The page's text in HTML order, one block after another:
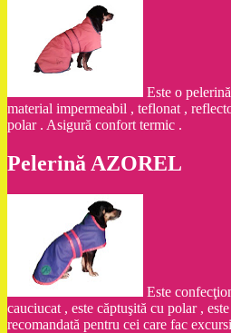
Este o
material impermeabil , teflonat ,
polar . Asigură confort termic .
Pelerină AZOREL
Este
cauciucat , este căptuşită cu polar ,
recomandată pentru cei care fac